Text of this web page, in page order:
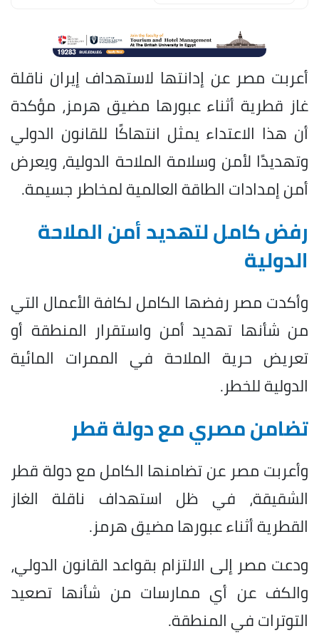
أعربت مصر عن إدانتها لاستهداف إيران ناقلة
غاز قطرية أثناء عبورها مضيق هرمز، مؤكدة
أن هذا الاعتداء يمثل انتهاكًا للقانون الدولي
وتهديدًا لأمن وسلامة الملاحة الدولية، ويعرض
أمن إمدادات الطاقة العالمية لمخاطر جسيمة.
رفض كامل لتهديد أمن الملاحة
الدولية
وأكدت مصر رفضها الكامل لكافة الأعمال التي
من شأنها تهديد أمن واستقرار المنطقة أو
تعريض حرية الملاحة في الممرات المائية
الدولية للخطر.
تضامن مصري مع دولة قطر
وأعربت مصر عن تضامنها الكامل مع دولة قطر
الشقيقة، في ظل استهداف ناقلة الغاز
القطرية أثناء عبورها مضيق هرمز.
ودعت مصر إلى الالتزام بقواعد القانون الدولي،
والكف عن أي ممارسات من شأنها تصعيد
التوترات في المنطقة.